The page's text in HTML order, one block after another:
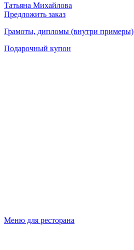
Татьяна Михайлова
Предложить заказ
Грамоты, дипломы (внутри примеры)
Подарочный купон
Меню для ресторана